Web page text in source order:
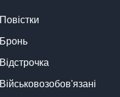
Повістки
Бронь
Відстрочка
Військовозобов'язані